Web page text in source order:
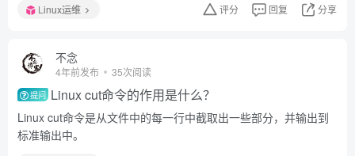
Linux运维 评分 回复 分享
不念
4年前发布 35次阅读
提问 Linux cut命令的作用是什么？
Linux cut命令是从文件中的每一行中截取出一些部分，并输出到
标准输出中。